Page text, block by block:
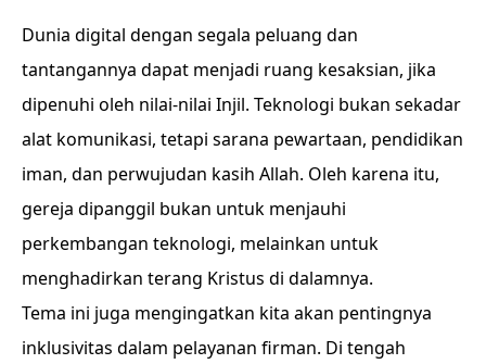
Dunia digital dengan segala peluang dan
tantangannya dapat menjadi ruang kesaksian, jika
dipenuhi oleh nilai-nilai Injil. Teknologi bukan sekadar
alat komunikasi, tetapi sarana pewartaan, pendidikan
iman, dan perwujudan kasih Allah. Oleh karena itu,
gereja dipanggil bukan untuk menjauhi
perkembangan teknologi, melainkan untuk
menghadirkan terang Kristus di dalamnya.
Tema ini juga mengingatkan kita akan pentingnya
inklusivitas dalam pelayanan firman. Di tengah